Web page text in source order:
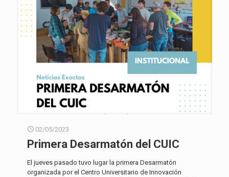
02/05/2023
Primera Desarmatón del CUIC
El jueves pasado tuvo lugar la primera Desarmatón
organizada por el Centro Universitario de Innovación